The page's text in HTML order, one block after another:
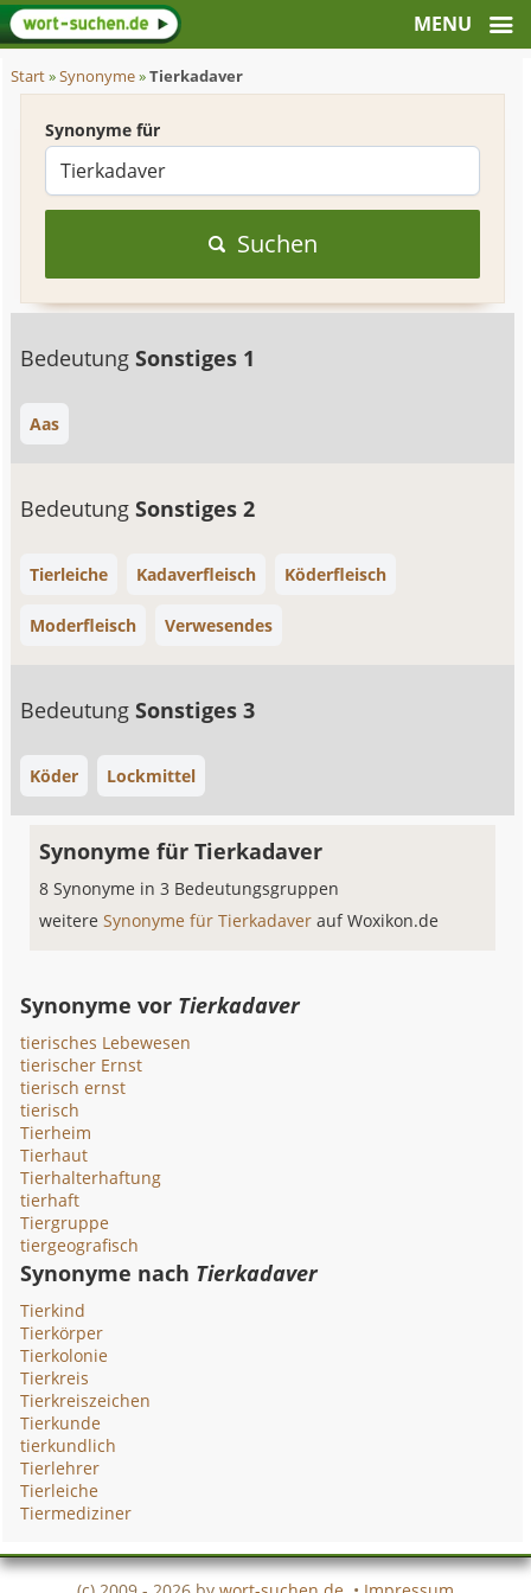
Start»Synonyme»Tierkadaver
Synonyme für
Suchen
BedeutungSonstiges 1
Aas
BedeutungSonstiges 2
Tierleiche Kadaverfleisch Köderfleisch
Moderfleisch Verwesendes
BedeutungSonstiges 3
Köder Lockmittel
Synonyme für Tierkadaver
8 Synonyme in 3 Bedeutungsgruppen
weitereSynonyme für Tierkadaverauf Woxikon.de
Synonyme vor Tierkadaver
tierisches Lebewesen
tierischer Ernst
tierisch ernst
tierisch
Tierheim
Tierhaut
Tierhalterhaftung
tierhaft
Tiergruppe
tiergeografisch
Synonyme nach Tierkadaver
Tierkind
Tierkörper
Tierkolonie
Tierkreis
Tierkreiszeichen
Tierkunde
tierkundlich
Tierlehrer
Tierleiche
Tiermediziner